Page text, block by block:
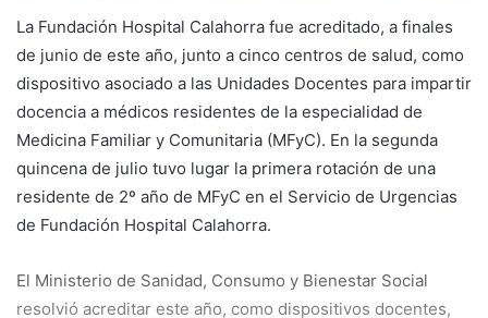
La Fundación Hospital Calahorra fue acreditado, a finales
de junio de este año, junto a cinco centros de salud, como
dispositivo asociado a las Unidades Docentes para impartir
docencia a médicos residentes de la especialidad de
Medicina Familiar y Comunitaria (MFyC). En la segunda
quincena de julio tuvo lugar la primera rotación de una
residente de 2º año de MFyC en el Servicio de Urgencias
de Fundación Hospital Calahorra.
El Ministerio de Sanidad, Consumo y Bienestar Social
resolvió acreditar este año, como dispositivos docentes,